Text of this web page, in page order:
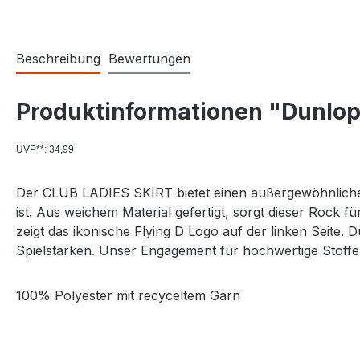
Beschreibung Bewertungen
Produktinformationen
UVP**: 34,99
Der CLUB LADIES SKIRT bietet einen
ist. Aus weichem Material gefertigt, sorgt dieser Rock
zeigt das ikonische Flying D Logo auf der linken Seite.
Spielstärken. Unser Engagement für hochwertige
100% Polyester mit recyceltem Garn